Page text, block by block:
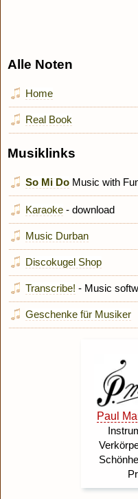
Alle Noten
Home
Real Book
Musiklinks
So Mi Do Music with
Karaoke - download
Music Durban
Discokugel Shop
Transcribe! - Music
Geschenke für Musiker